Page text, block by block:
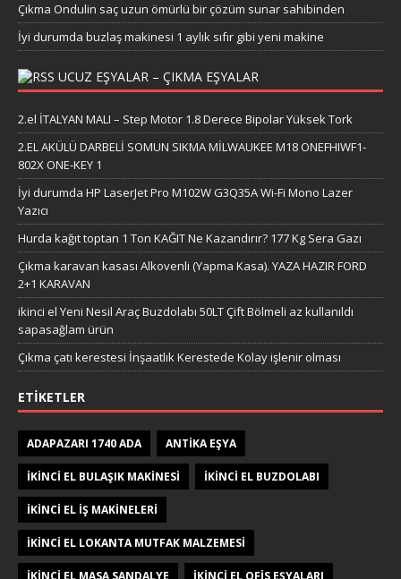
Çıkma Ondulin saç uzun ömürlü bir çözüm sunar sahibinden
İyi durumda buzlaş makinesi 1 aylık sıfır gibi yeni makine
UCUZ EŞYALAR – ÇIKMA EŞYALAR
2.el İTALYAN MALI – Step Motor 1.8 Derece Bipolar Yüksek Tork
2.EL AKÜLÜ DARBELİ SOMUN SIKMA MİLWAUKEE M18 ONEFHIWF1-
802X ONE-KEY 1
İyi durumda HP LaserJet Pro M102W G3Q35A Wi-Fi Mono Lazer
Yazıcı
Hurda kağıt toptan 1 Ton KAĞIT Ne Kazandırır? 177 Kg Sera Gazı
Çıkma karavan kasası Alkovenli (Yapma Kasa). YAZA HAZIR FORD
2+1 KARAVAN
ikinci el Yeni Nesil Araç Buzdolabı 50LT Çift Bölmeli az kullanıldı
sapasağlam ürün
Çıkma çatı kerestesi İnşaatlık Kerestede​​ Kolay işlenir olması
ETIKETLER
ADAPAZARI 1740 ADA ANTIKA EŞYA
IKINCI EL BULAŞIK MAKINESI IKINCI EL BUZDOLABI
IKINCI EL IŞ MAKINELERI
IKINCI EL LOKANTA MUTFAK MALZEMESI